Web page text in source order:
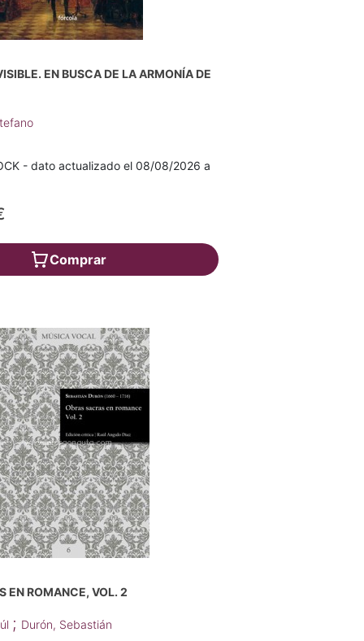
EN BUSCA DE LA ARMONÍA DE
- dato actualizado el 08/08/2026 a
Comprar
EN ROMANCE, VOL. 2
; Durón, Sebastián